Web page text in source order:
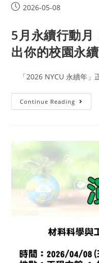
2026-05-08
5月永續行動月
出你的校園永
「2026 NYCU 永續年」
Continue Reading